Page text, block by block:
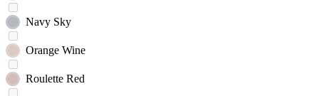
Navy Sky
Orange Wine
Roulette Red